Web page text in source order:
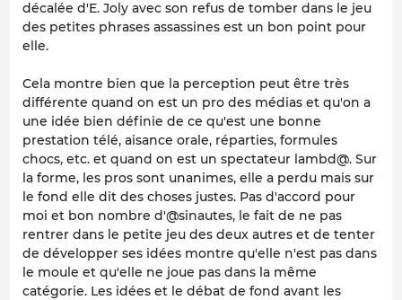
décalée d'E. Joly avec son refus de tomber dans le jeu
des petites phrases assassines est un bon point pour
elle.
Cela montre bien que la perception peut être très
différente quand on est un pro des médias et qu'on a
une idée bien définie de ce qu'est une bonne
prestation télé, aisance orale, réparties, formules
chocs, etc. et quand on est un spectateur lambd@. Sur
la forme, les pros sont unanimes, elle a perdu mais sur
le fond elle dit des choses justes. Pas d'accord pour
moi et bon nombre d'@sinautes, le fait de ne pas
rentrer dans le petite jeu des deux autres et de tenter
de développer ses idées montre qu'elle n'est pas dans
le moule et qu'elle ne joue pas dans la même
catégorie. Les idées et le débat de fond avant les